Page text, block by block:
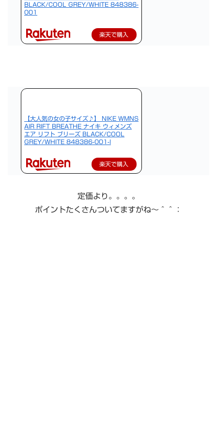
BLACK/COOL GREY/WHITE 848386-
001
楽天で購入
【大人気の女の子サイズ♪】 NIKE WMNS
AIR RIFT BREATHE ナイキ ウィメンズ
エア リフト ブリーズ BLACK/COOL
GREY/WHITE 848386-001-l
楽天で購入
定価より。。。。
ポイントたくさんついてますがね〜＾＾：